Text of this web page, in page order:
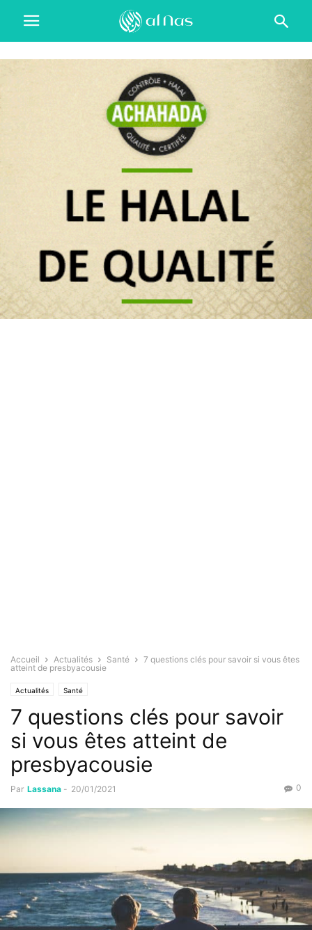
Accueil Actualités Santé
7 questions clés pour savoir si vous êtes
atteint de presbyacousie
Actualités Santé
7 questions clés pour savoir
si vous êtes atteint de
presbyacousie
Par Lassana - 20/01/2021 0